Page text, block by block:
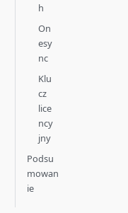
h
On
esy
nc
Klu
cz
lice
ncy
jny
Podsu
mowan
ie